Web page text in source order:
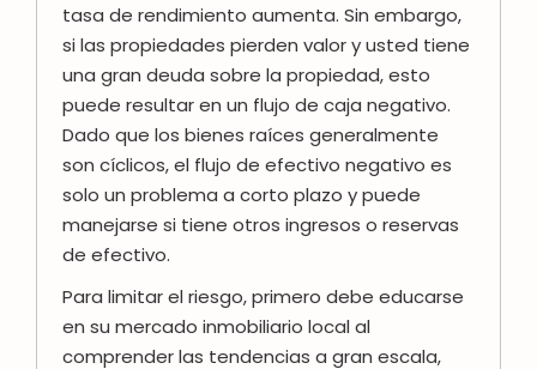
tasa de rendimiento aumenta. Sin embargo,
si las propiedades pierden valor y usted tiene
una gran deuda sobre la propiedad, esto
puede resultar en un flujo de caja negativo.
Dado que los bienes raíces generalmente
son cíclicos, el flujo de efectivo negativo es
solo un problema a corto plazo y puede
manejarse si tiene otros ingresos o reservas
de efectivo.
Para limitar el riesgo, primero debe educarse
en su mercado inmobiliario local al
comprender las tendencias a gran escala,